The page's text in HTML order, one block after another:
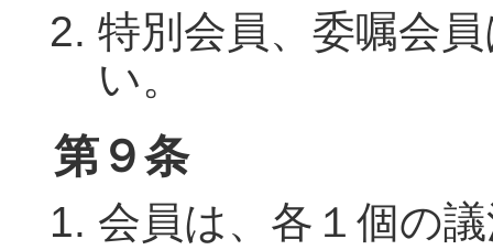
特別会員、委嘱会
い。
第９条
会員は、各１個の